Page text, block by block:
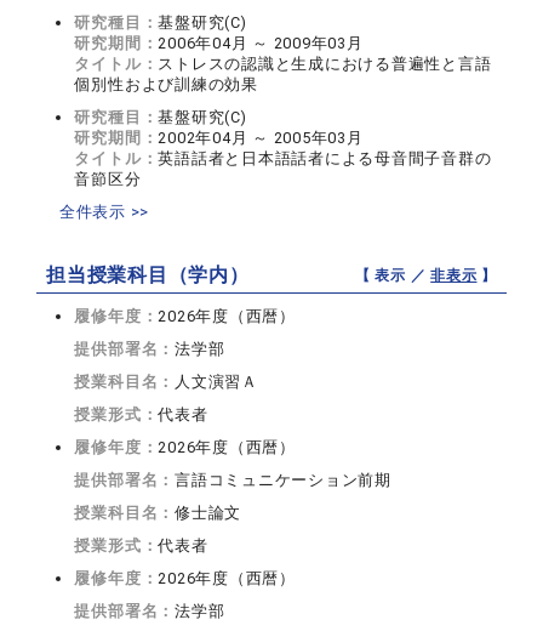
研究種目：基盤研究(C)
研究期間：2006年04月 ～ 2009年03月
タイトル： ストレスの認識と生成における普遍性と言語
個別性および訓練の効果
研究種目：基盤研究(C)
研究期間：2002年04月 ～ 2005年03月
タイトル：英語話者と日本語話者による母音間子音群の
音節区分
全件表示 >>
担当授業科目（学内） 【 表示 ／非表示 】
履修年度：2026年度（西暦）
提供部署名：法学部
授業科目名： 人文演習Ａ
授業形式：代表者
履修年度：2026年度（西暦）
提供部署名：言語コミュニケーション前期
授業科目名：修士論文
授業形式：代表者
履修年度：2026年度（西暦）
提供部署名：法学部